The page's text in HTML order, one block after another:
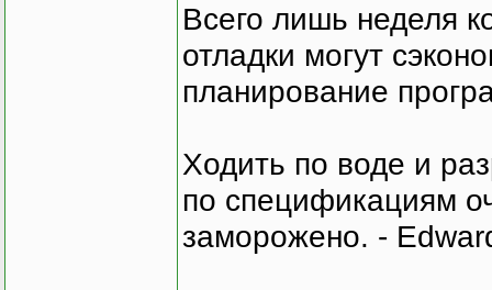
Всего лишь неделя
отладки могут
планирование
Ходить по воде и
по спецификациям
заморожено. -